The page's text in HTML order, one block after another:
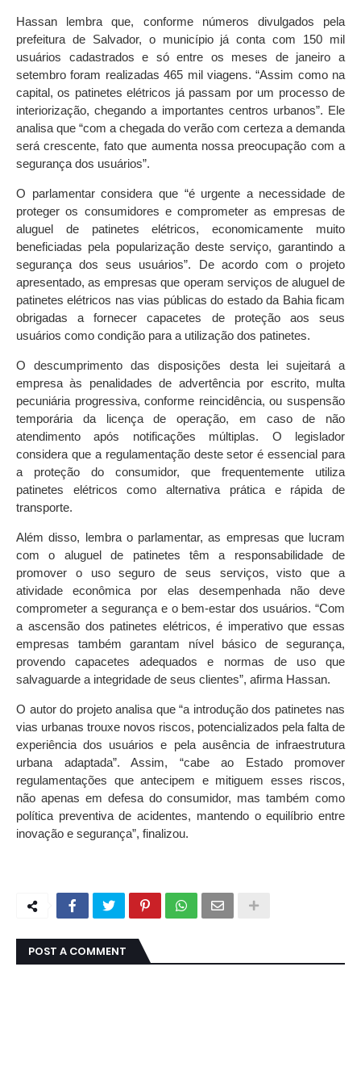
Hassan lembra que, conforme números divulgados pela
prefeitura de Salvador, o município já conta com 150 mil
usuários cadastrados e só entre os meses de janeiro a
setembro foram realizadas 465 mil viagens. “Assim como na
capital, os patinetes elétricos já passam por um processo de
interiorização, chegando a importantes centros urbanos”. Ele
analisa que “com a chegada do verão com certeza a demanda
será crescente, fato que aumenta nossa preocupação com a
segurança dos usuários”.
O parlamentar considera que “é urgente a necessidade de
proteger os consumidores e comprometer as empresas de
aluguel de patinetes elétricos, economicamente muito
beneficiadas pela popularização deste serviço, garantindo a
segurança dos seus usuários”. De acordo com o projeto
apresentado, as empresas que operam serviços de aluguel de
patinetes elétricos nas vias públicas do estado da Bahia ficam
obrigadas a fornecer capacetes de proteção aos seus
usuários como condição para a utilização dos patinetes.
O descumprimento das disposições desta lei sujeitará a
empresa às penalidades de advertência por escrito, multa
pecuniária progressiva, conforme reincidência, ou suspensão
temporária da licença de operação, em caso de não
atendimento após notificações múltiplas. O legislador
considera que a regulamentação deste setor é essencial para
a proteção do consumidor, que frequentemente utiliza
patinetes elétricos como alternativa prática e rápida de
transporte.
Além disso, lembra o parlamentar, as empresas que lucram
com o aluguel de patinetes têm a responsabilidade de
promover o uso seguro de seus serviços, visto que a
atividade econômica por elas desempenhada não deve
comprometer a segurança e o bem-estar dos usuários. “Com
a ascensão dos patinetes elétricos, é imperativo que essas
empresas também garantam nível básico de segurança,
provendo capacetes adequados e normas de uso que
salvaguarde a integridade de seus clientes”, afirma Hassan.
O autor do projeto analisa que “a introdução dos patinetes nas
vias urbanas trouxe novos riscos, potencializados pela falta de
experiência dos usuários e pela ausência de infraestrutura
urbana adaptada”. Assim, “cabe ao Estado promover
regulamentações que antecipem e mitiguem esses riscos,
não apenas em defesa do consumidor, mas também como
política preventiva de acidentes, mantendo o equilíbrio entre
inovação e segurança”, finalizou.
POST A COMMENT